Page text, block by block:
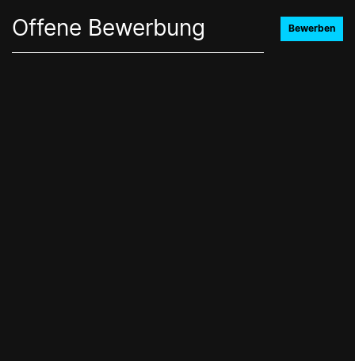
Offene Bewerbung Bewerben